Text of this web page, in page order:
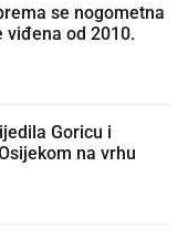
se nogometna
viđena od 2010.
Goricu i
na vrhu